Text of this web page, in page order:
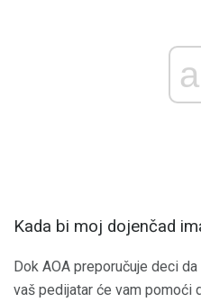
Kada bi moj dojenčad
Dok AOA preporučuje deci
vaš pedijatar će vam pomoći